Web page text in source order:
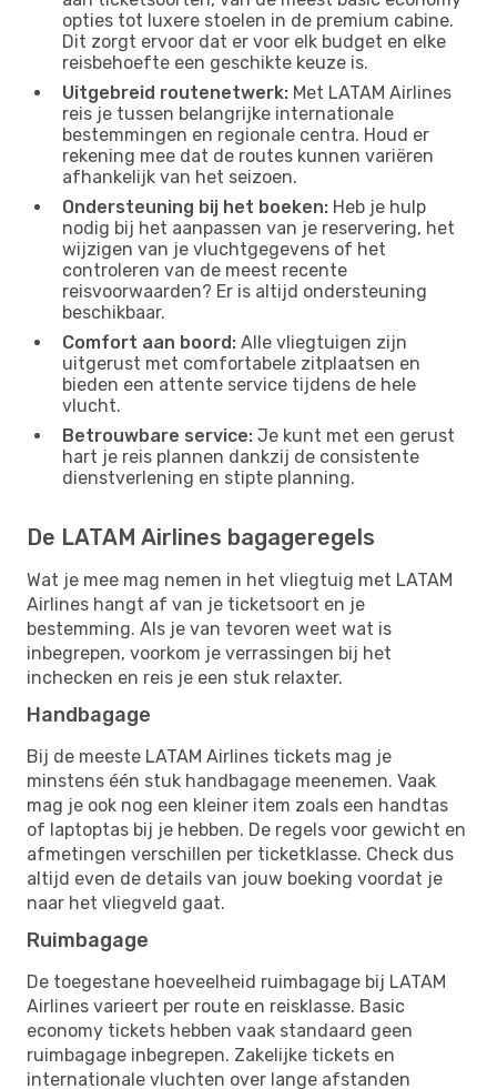
opties tot luxere stoelen in de premium cabine.
Dit zorgt ervoor dat er voor elk budget en elke
reisbehoefte een geschikte keuze is.
Uitgebreid routenetwerk: Met LATAM Airlines
reis je tussen belangrijke internationale
bestemmingen en regionale centra. Houd er
rekening mee dat de routes kunnen variëren
afhankelijk van het seizoen.
Ondersteuning bij het boeken: Heb je hulp
nodig bij het aanpassen van je reservering, het
wijzigen van je vluchtgegevens of het
controleren van de meest recente
reisvoorwaarden? Er is altijd ondersteuning
beschikbaar.
Comfort aan boord: Alle vliegtuigen zijn
uitgerust met comfortabele zitplaatsen en
bieden een attente service tijdens de hele
vlucht.
Betrouwbare service: Je kunt met een gerust
hart je reis plannen dankzij de consistente
dienstverlening en stipte planning.
De LATAM Airlines bagageregels
Wat je mee mag nemen in het vliegtuig met LATAM
Airlines hangt af van je ticketsoort en je
bestemming. Als je van tevoren weet wat is
inbegrepen, voorkom je verrassingen bij het
inchecken en reis je een stuk relaxter.
Handbagage
Bij de meeste LATAM Airlines tickets mag je
minstens één stuk handbagage meenemen. Vaak
mag je ook nog een kleiner item zoals een handtas
of laptoptas bij je hebben. De regels voor gewicht en
afmetingen verschillen per ticketklasse. Check dus
altijd even de details van jouw boeking voordat je
naar het vliegveld gaat.
Ruimbagage
De toegestane hoeveelheid ruimbagage bij LATAM
Airlines varieert per route en reisklasse. Basic
economy tickets hebben vaak standaard geen
ruimbagage inbegrepen. Zakelijke tickets en
internationale vluchten over lange afstanden